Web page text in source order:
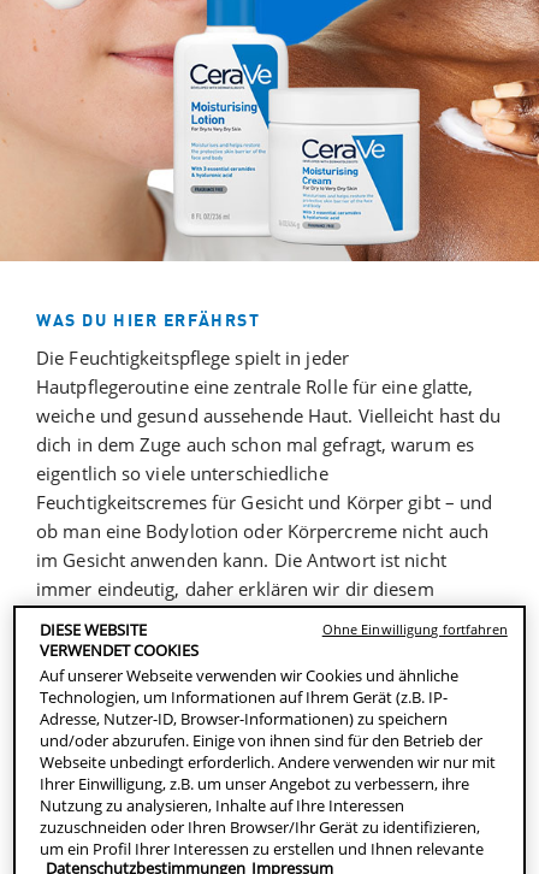
WAS DU HIER ERFÄHRST
Die Feuchtigkeitspflege spielt in jeder
Hautpflegeroutine eine zentrale Rolle für eine glatte,
weiche und gesund aussehende Haut. Vielleicht hast du
dich in dem Zuge auch schon mal gefragt, warum es
eigentlich so viele unterschiedliche
Feuchtigkeitscremes für Gesicht und Körper gibt – und
ob man eine Bodylotion oder Körpercreme nicht auch
im Gesicht anwenden kann. Die Antwort ist nicht
immer eindeutig, daher erklären wir dir diesem
Leitfaden die Unterschiede zwischen Gesichts- und
Körperhaut sowie zwischen einer Gesichtscreme und
einer Körpercreme – und welche Körperpflegeprodukte
auch als Gesichtspflege geeignet sind.
ÜBERBLICK
Wie unterscheiden sich Gesichtscremes und
DIESE WEBSITE
VERWENDET COOKIES
Auf unserer Webseite verwenden wir Cookies und ähnliche
Technologien, um Informationen auf Ihrem Gerät (z.B. IP-
Adresse, Nutzer-ID, Browser-Informationen) zu speichern
und/oder abzurufen. Einige von ihnen sind für den Betrieb der
Webseite unbedingt erforderlich. Andere verwenden wir nur mit
Ihrer Einwilligung, z.B. um unser Angebot zu verbessern, ihre
Nutzung zu analysieren, Inhalte auf Ihre Interessen
zuzuschneiden oder Ihren Browser/Ihr Gerät zu identifizieren,
um ein Profil Ihrer Interessen zu erstellen und Ihnen relevante
Datenschutzbestimmungen Impressum
Ohne Einwilligung fortfahren